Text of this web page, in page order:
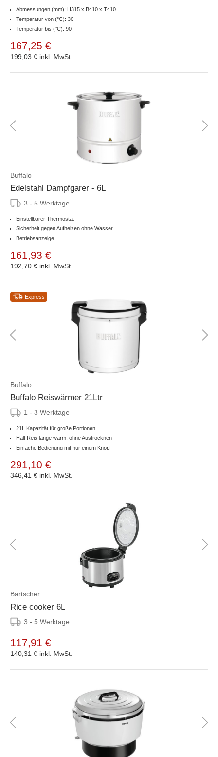
Abmessungen (mm): H315 x B410 x T410
Temperatur von (°C): 30
Temperatur bis (°C): 90
167,25 €
199,03 € inkl. MwSt.
Buffalo
Edelstahl Dampfgarer - 6L
3 - 5 Werktage
Einstellbarer Thermostat
Sicherheit gegen Aufheizen ohne Wasser
Betriebsanzeige
161,93 €
192,70 € inkl. MwSt.
Express
Buffalo
Buffalo Reiswärmer 21Ltr
1 - 3 Werktage
21L Kapazität für große Portionen
Hält Reis lange warm, ohne Austrocknen
Einfache Bedienung mit nur einem Knopf
291,10 €
346,41 € inkl. MwSt.
Bartscher
Rice cooker 6L
3 - 5 Werktage
117,91 €
140,31 € inkl. MwSt.